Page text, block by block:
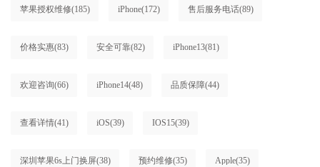
苹果授权维修(185) iPhone(172) 售后服务电话(89)
价格实惠(83) 安全可靠(82) iPhone13(81)
欢迎咨询(66) iPhone14(48) 品质保障(44)
查看详情(41) iOS(39) IOS15(39)
深圳苹果6s上门换屏(38) 预约维修(35) Apple(35)